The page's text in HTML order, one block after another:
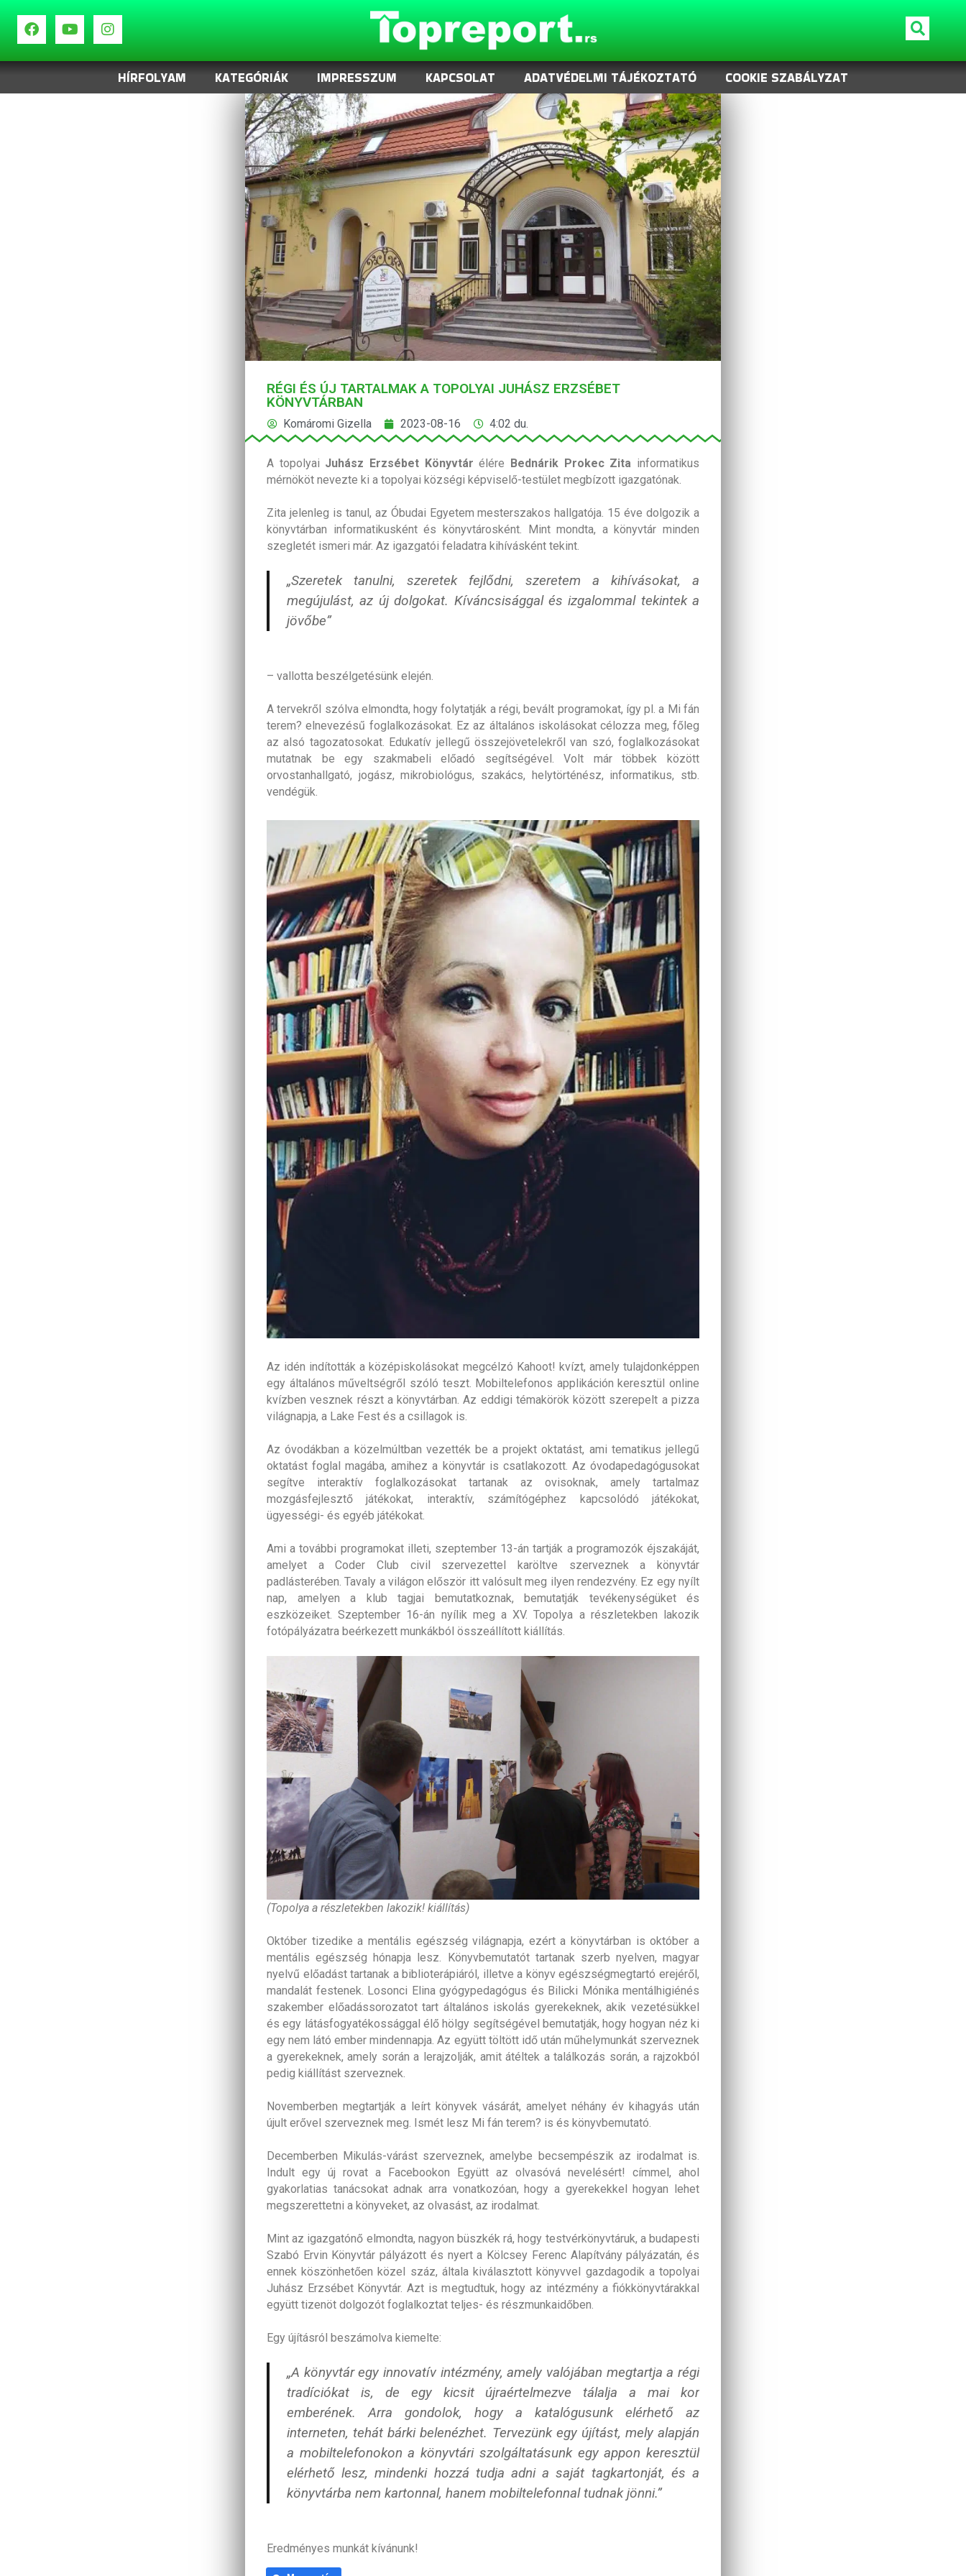
HÍRFOLYAM KATEGÓRIÁK IMPRESSZUM KAPCSOLAT ADATVÉDELMI TÁJÉKOZTATÓ COOKIE SZABÁLYZAT
RÉGI ÉS ÚJ TARTALMAK A TOPOLYAI JUHÁSZ ERZSÉBET
KÖNYVTÁRBAN
Komáromi Gizella 2023-08-16 4:02 du.
A topolyai Juhász Erzsébet Könyvtár élére Bednárik Prokec Zita informatikus
mérnököt nevezte ki a topolyai községi képviselő-testület megbízott igazgatónak.
Zita jelenleg is tanul, az Óbudai Egyetem mesterszakos hallgatója. 15 éve dolgozik a
könyvtárban informatikusként és könyvtárosként. Mint mondta, a könyvtár minden
szegletét ismeri már. Az igazgatói feladatra kihívásként tekint.
„Szeretek tanulni, szeretek fejlődni, szeretem a kihívásokat, a
megújulást, az új dolgokat. Kíváncsisággal és izgalommal tekintek a
jövőbe”
– vallotta beszélgetésünk elején.
A tervekről szólva elmondta, hogy folytatják a régi, bevált programokat, így pl. a Mi fán
terem? elnevezésű foglalkozásokat. Ez az általános iskolásokat célozza meg, főleg
az alsó tagozatosokat. Edukatív jellegű összejövetelekről van szó, foglalkozásokat
mutatnak be egy szakmabeli előadó segítségével. Volt már többek között
orvostanhallgató, jogász, mikrobiológus, szakács, helytörténész, informatikus, stb.
vendégük.
Az idén indították a középiskolásokat megcélzó Kahoot! kvízt, amely tulajdonképpen
egy általános műveltségről szóló teszt. Mobiltelefonos applikáción keresztül online
kvízben vesznek részt a könyvtárban. Az eddigi témakörök között szerepelt a pizza
világnapja, a Lake Fest és a csillagok is.
Az óvodákban a közelmúltban vezették be a projekt oktatást, ami tematikus jellegű
oktatást foglal magába, amihez a könyvtár is csatlakozott. Az óvodapedagógusokat
segítve interaktív foglalkozásokat tartanak az ovisoknak, amely tartalmaz
mozgásfejlesztő játékokat, interaktív, számítógéphez kapcsolódó játékokat,
ügyességi- és egyéb játékokat.
Ami a további programokat illeti, szeptember 13-án tartják a programozók éjszakáját,
amelyet a Coder Club civil szervezettel karöltve szerveznek a könyvtár
padlásterében. Tavaly a világon először itt valósult meg ilyen rendezvény. Ez egy nyílt
nap, amelyen a klub tagjai bemutatkoznak, bemutatják tevékenységüket és
eszközeiket. Szeptember 16-án nyílik meg a XV. Topolya a részletekben lakozik
fotópályázatra beérkezett munkákból összeállított kiállítás.
(Topolya a részletekben lakozik! kiállítás)
Október tizedike a mentális egészség világnapja, ezért a könyvtárban is október a
mentális egészség hónapja lesz. Könyvbemutatót tartanak szerb nyelven, magyar
nyelvű előadást tartanak a biblioterápiáról, illetve a könyv egészségmegtartó erejéről,
mandalát festenek. Losonci Elina gyógypedagógus és Bilicki Mónika mentálhigiénés
szakember előadássorozatot tart általános iskolás gyerekeknek, akik vezetésükkel
és egy látásfogyatékossággal élő hölgy segítségével bemutatják, hogy hogyan néz ki
egy nem látó ember mindennapja. Az együtt töltött idő után műhelymunkát szerveznek
a gyerekeknek, amely során a lerajzolják, amit átéltek a találkozás során, a rajzokból
pedig kiállítást szerveznek.
Novemberben megtartják a leírt könyvek vásárát, amelyet néhány év kihagyás után
újult erővel szerveznek meg. Ismét lesz Mi fán terem? is és könyvbemutató.
Decemberben Mikulás-várást szerveznek, amelybe becsempészik az irodalmat is.
Indult egy új rovat a Facebookon Együtt az olvasóvá nevelésért! címmel, ahol
gyakorlatias tanácsokat adnak arra vonatkozóan, hogy a gyerekekkel hogyan lehet
megszerettetni a könyveket, az olvasást, az irodalmat.
Mint az igazgatónő elmondta, nagyon büszkék rá, hogy testvérkönyvtáruk, a budapesti
Szabó Ervin Könyvtár pályázott és nyert a Kölcsey Ferenc Alapítvány pályázatán, és
ennek köszönhetően közel száz, általa kiválasztott könyvvel gazdagodik a topolyai
Juhász Erzsébet Könyvtár. Azt is megtudtuk, hogy az intézmény a fiókkönyvtárakkal
együtt tizenöt dolgozót foglalkoztat teljes- és részmunkaidőben.
Egy újításról beszámolva kiemelte:
„A könyvtár egy innovatív intézmény, amely valójában megtartja a régi
tradíciókat is, de egy kicsit újraértelmezve tálalja a mai kor
emberének. Arra gondolok, hogy a katalógusunk elérhető az
interneten, tehát bárki belenézhet. Tervezünk egy újítást, mely alapján
a mobiltelefonokon a könyvtári szolgáltatásunk egy appon keresztül
elérhető lesz, mindenki hozzá tudja adni a saját tagkartonját, és a
könyvtárba nem kartonnal, hanem mobiltelefonnal tudnak jönni.”
Eredményes munkát kívánunk!